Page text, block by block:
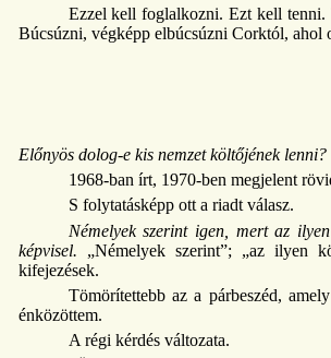
Ezzel kell foglalkozni. Ezt kell tenni.
Búcsúzni, végképp elbúcsúzni Corktól, ahol
Előnyös dolog-e kis nemzet költőjének lenni?
1968-ban írt, 1970-ben megjelent
S folytatásképp ott a riadt válasz.
Némelyek szerint igen, mert az
képvisel. „Némelyek szerint”; „az ilyen
kifejezések.
Tömörítettebb az a párbeszéd,
énközöttem.
A régi kérdés változata.